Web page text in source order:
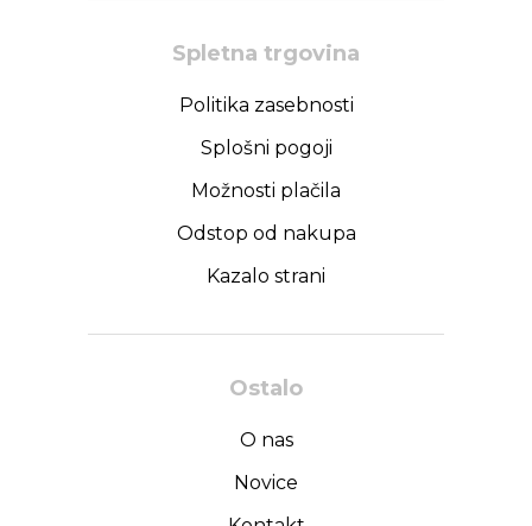
Spletna trgovina
Politika zasebnosti
Splošni pogoji
Možnosti plačila
Odstop od nakupa
Kazalo strani
Ostalo
O nas
Novice